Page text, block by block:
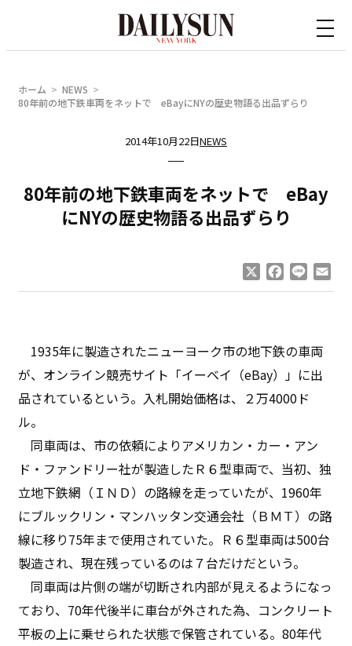
ホーム
NEWS
80年前の地下鉄車両をネットで eBayにNYの歴史物語る出品ずらり
2014年10月22日NEWS
80年前の地下鉄車両をネットで eBay
にNYの歴史物語る出品ずらり
Facebook
Line
1935年に製造されたニューヨーク市の地下鉄の車両
が、オンライン競売サイト「イーベイ（eBay）」に出
品されているという。入札開始価格は、２万4000ド
ル。
同車両は、市の依頼によりアメリカン・カー・アン
ド・ファンドリー社が製造したＲ６型車両で、当初、独
立地下鉄網（ＩＮＤ）の路線を走っていたが、1960年
にブルックリン・マンハッタン交通会社（ＢＭＴ）の路
線に移り75年まで使用されていた。Ｒ６型車両は500台
製造され、現在残っているのは７台だけだという。
同車両は片側の端が切断され内部が見えるようになっ
ており、70年代後半に車台が外された為、コンクリート
平板の上に乗せられた状態で保管されている。80年代